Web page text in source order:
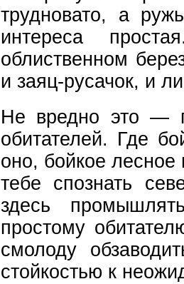
трудновато, а
интереса
облиственном
и заяц-русачок, и
Не вредно это —
обитателей. Где
оно, бойкое лесное
тебе спознать
здесь
простому
смолоду
стойкостью к